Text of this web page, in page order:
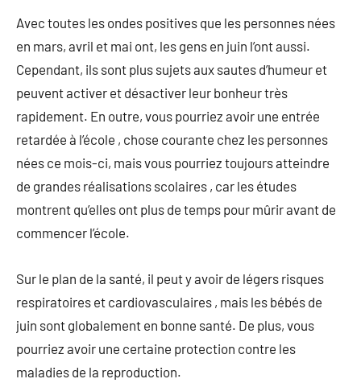
Avec toutes les ondes positives que les personnes nées
en mars, avril et mai ont, les gens en juin l’ont aussi.
Cependant, ils sont plus sujets aux sautes d’humeur et
peuvent activer et désactiver leur bonheur très
rapidement. En outre, vous pourriez avoir une entrée
retardée à l’école , chose courante chez les personnes
nées ce mois-ci, mais vous pourriez toujours atteindre
de grandes réalisations scolaires , car les études
montrent qu’elles ont plus de temps pour mûrir avant de
commencer l’école.
Sur le plan de la santé, il peut y avoir de légers risques
respiratoires et cardiovasculaires , mais les bébés de
juin sont globalement en bonne santé. De plus, vous
pourriez avoir une certaine protection contre les
maladies de la reproduction.